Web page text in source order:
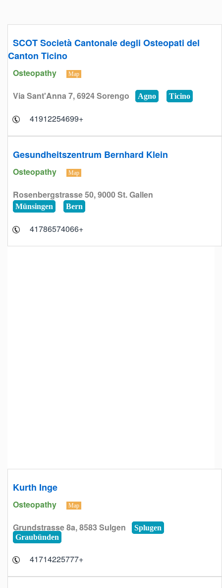
SCOT Società Cantonale degli Osteopati del
Canton Ticino
Osteopathy Map
Via Sant'Anna 7, 6924 Sorengo Agno Ticino
+41912254699
Gesundheitszentrum Bernhard Klein
Osteopathy Map
Rosenbergstrasse 50, 9000 St. Gallen
Münsingen Bern
+41786574066
Kurth Inge
Osteopathy Map
Grundstrasse 8a, 8583 Sulgen
Splugen
Graubünden
+41714225777